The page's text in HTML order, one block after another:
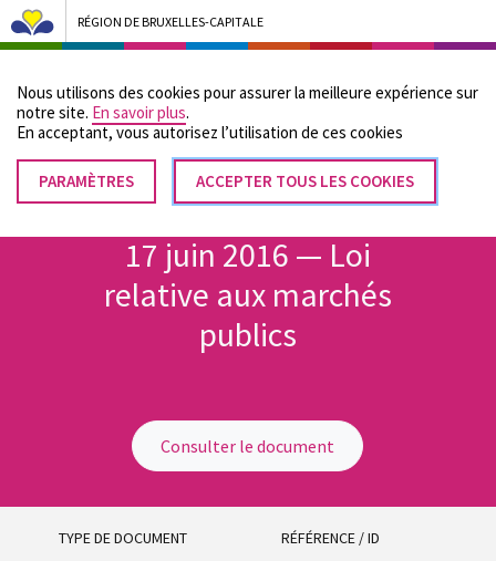
Nous utilisons des cookies pour assurer la meilleure expérience sur
notre site. En savoir plus.
En acceptant, vous autorisez lʼutilisation de ces cookies
PARAMÈTRES ACCEPTER TOUS LES COOKIES
RETIRER
LE
RÉGION DE BRUXELLES-CAPITALE
Bruxelles Pouvoirs Locaux - Aller à la page d'accueil
Menu
Fil
d'Ariane
Accueil
17 juin 2016 — Loi
relative aux marchés
publics
Consulter le document
TYPE DE DOCUMENT RÉFÉRENCE / ID